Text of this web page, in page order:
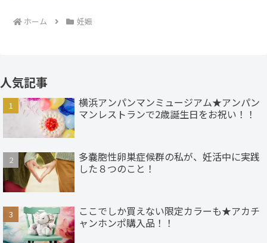
ホーム 妊娠
人気記事
横浜アンパンマンミュージアム★アンパン
マンレストランで2歳誕生日をお祝い！！
多嚢胞性卵巣症候群の私が、妊活中に実践
した８つのこと！
ここでしか買えない限定カラーも★アカチ
ャンホンポ購入品！！